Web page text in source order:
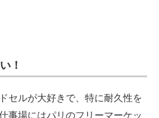
！
セルが大好きで、特に耐久性を
事場にはパリのフリーマーケッ